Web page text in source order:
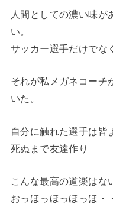
人間としての濃い味が
い。
サッカー選手だけでな
それが私メガネコーチ
いた。
自分に触れた選手は皆
死ぬまで友達作り
こんな最高の道楽はな
おっほっほっほっほ・